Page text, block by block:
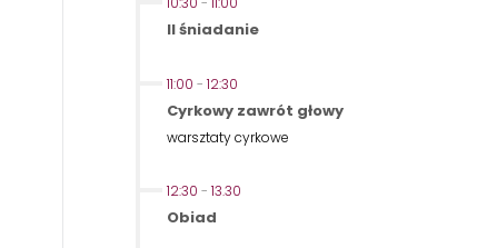
II śniadanie
11:00 - 12:30
Cyrkowy zawrót głowy
warsztaty cyrkowe
12:30 - 13.30
Obiad